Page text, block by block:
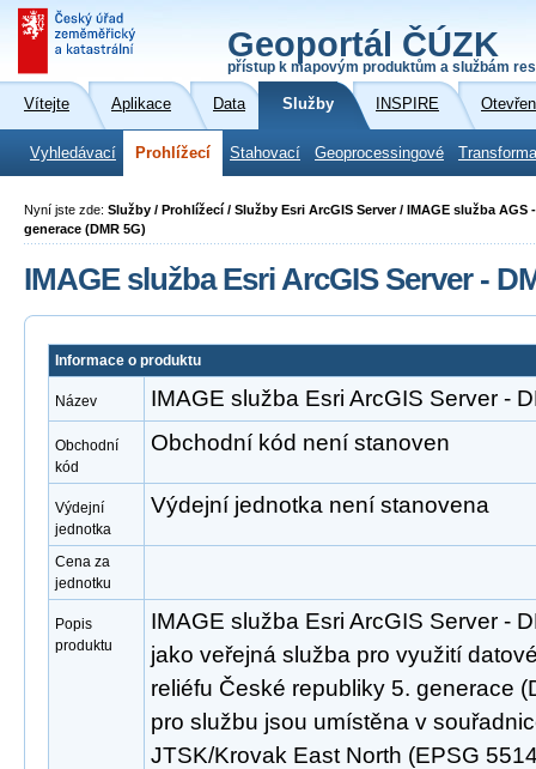
Geoportál ČÚZK
přístup k mapovým produktům a službám
Vítejte Aplikace Data Služby INSPIRE
Vyhledávací Prohlížecí Stahovací Geoprocessingové
Nyní jste zde: Služby / Prohlížecí / Služby Esri ArcGIS Server / IMAGE služba
generace (DMR 5G)
IMAGE služba Esri ArcGIS Server -
Informace o produktu
Název IMAGE služba Esri ArcGIS Server -
Obchodní
kód
Obchodní kód není stanoven
Výdejní
jednotka
Výdejní jednotka není stanovena
Cena za
jednotku
Popis
produktu
IMAGE služba Esri ArcGIS Server -
jako veřejná služba pro využití
reliéfu České republiky 5. generace
pro službu jsou umístěna v
JTSK/Krovak East North (EPSG